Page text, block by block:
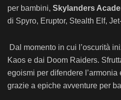
per bambini, Skylanders
di Spyro, Eruptor, Stealth Elf,
Dal momento in cui l’oscurità
Kaos e dai Doom Raiders.
egoismi per difendere
grazie a epiche avventure per